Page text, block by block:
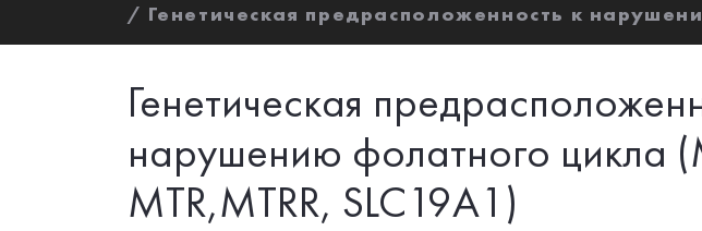
Генетическая предрасположенность к
Генетическая
нарушению фолатного цикла
MTR,MTRR, SLC19A1)